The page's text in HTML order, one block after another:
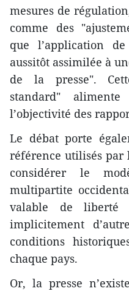
mesures de
comme des
que l’application
aussitôt assimilée à
de la presse".
standard"
l’objectivité des
Le débat porte
référence utilisés par
considérer le
multipartite
valable de liberté
implicitement
conditions
chaque pays.
Or, la presse